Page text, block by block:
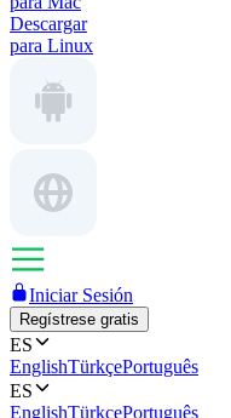
Descargar
para Linux
Iniciar Sesión
Regístrese gratis
ES
EnglishTürkçePortuguês
ES
EnglishTürkçePortuguês